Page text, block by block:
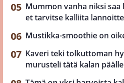
Mummon vanha niksi
et tarvitse kalliita
Mustikka-smoothie on
Kaveri teki tolkuttoman
murusteli tätä kalan päälle